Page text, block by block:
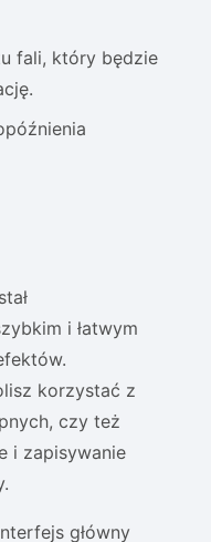
fali, który będzie
i łatwym
korzystać z
czy też
i zapisywanie
główny